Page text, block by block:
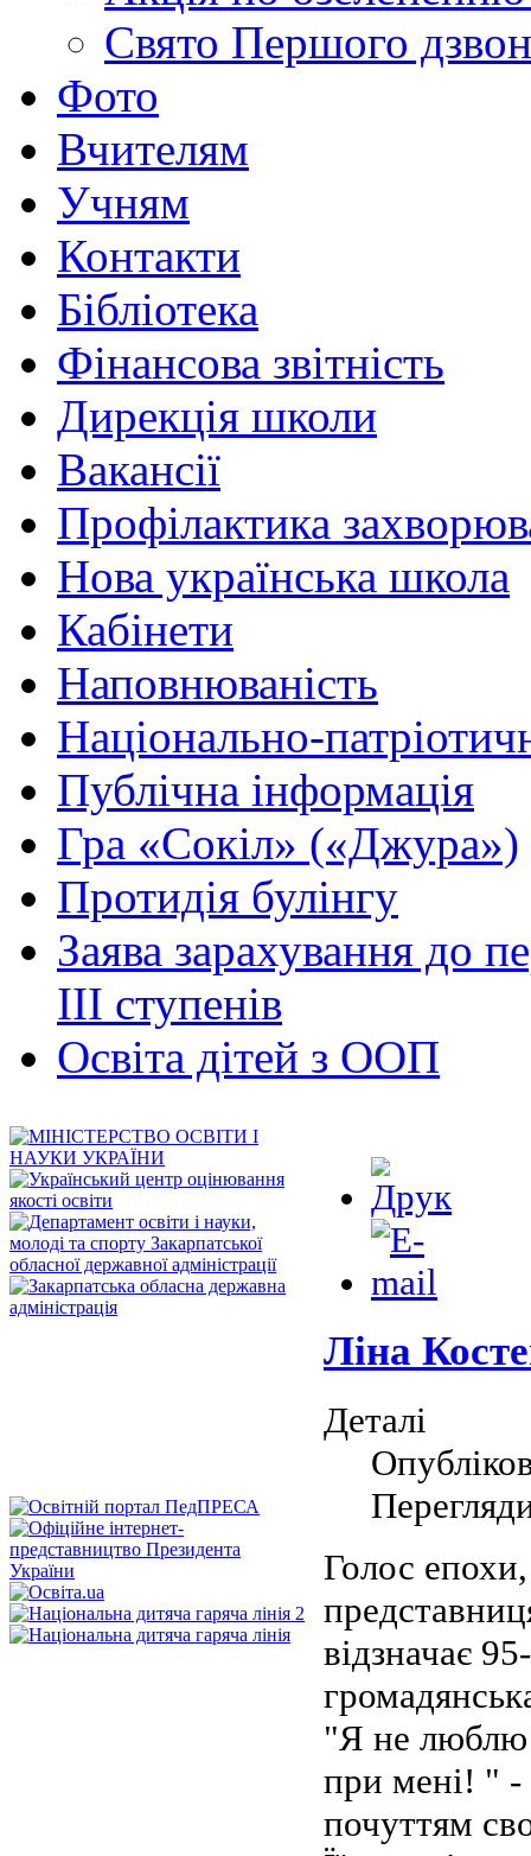
Свято Першого
Фото
Вчителям
Учням
Контакти
Бібліотека
Фінансова звітність
Дирекція школи
Вакансії
Профілактика
Нова українська школа
Кабінети
Наповнюваність
Національно-
Публічна інформація
Гра «Сокіл» («Джура»)
Протидія булінгу
Заява зарахування до
ІІІ ступенів
Освіта дітей з ООП
Ліна
Деталі
Голос епохи,
відзначає
"Я не люблю
при мені! " -
почуттям